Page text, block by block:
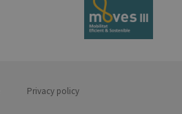
Privacy policy